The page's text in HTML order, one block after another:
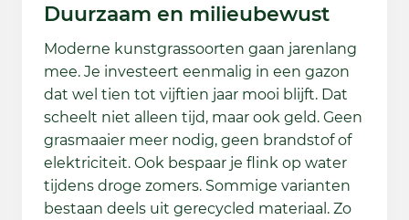
Duurzaam en milieubewust
Moderne kunstgrassoorten gaan jarenlang
mee. Je investeert eenmalig in een gazon
dat wel tien tot vijftien jaar mooi blijft. Dat
scheelt niet alleen tijd, maar ook geld. Geen
grasmaaier meer nodig, geen brandstof of
elektriciteit. Ook bespaar je flink op water
tijdens droge zomers. Sommige varianten
bestaan deels uit gerecycled materiaal. Zo